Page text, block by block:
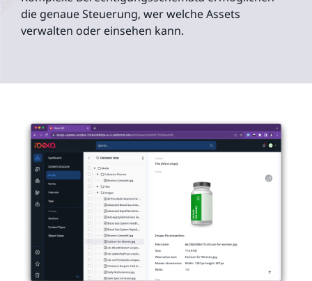
die genaue Steuerung, wer welche Assets
verwalten oder einsehen kann.